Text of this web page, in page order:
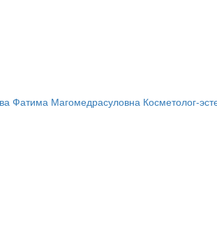
Фатима Магомедрасуловна Косметолог-